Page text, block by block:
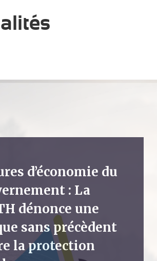
d’économie du
: La
dénonce une
sans précèdent
la protection